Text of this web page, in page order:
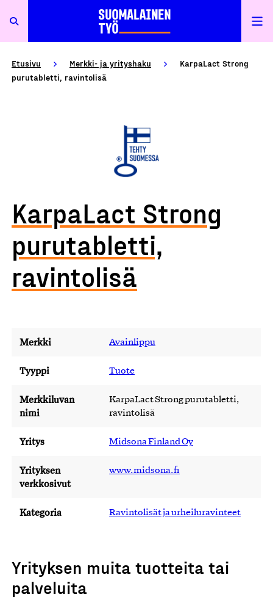
Etusivu Merkki- ja yrityshaku
KarpaLact Strong
purutabletti, ravintolisä
KarpaLact Strong
purutabletti,
ravintolisä
Merkki Avainlippu
Tyyppi Tuote
Merkkiluvan
nimi
KarpaLact Strong purutabletti,
ravintolisä
Yritys Midsona Finland Oy
Yrityksen
verkkosivut
www.midsona.fi
Kategoria Ravintolisät ja urheiluravinteet
Yrityksen muita tuotteita tai
palveluita